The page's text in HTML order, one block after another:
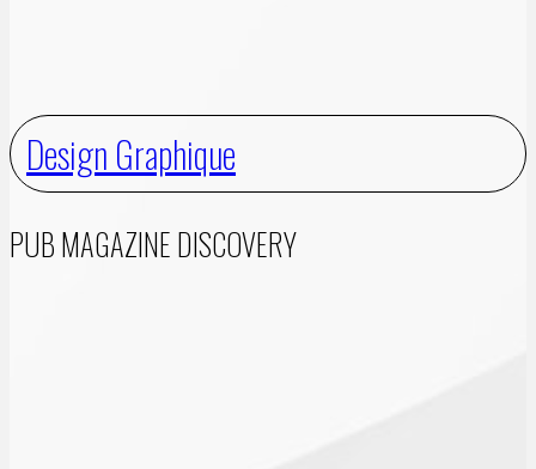
Design Graphique
PUB MAGAZINE DISCOVERY